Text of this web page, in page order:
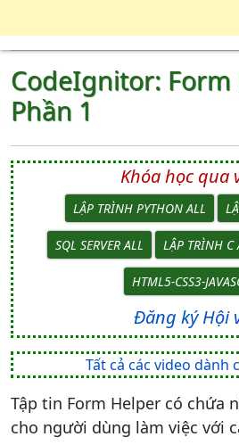
CodeIgnitor: Form
Phần 1
Khóa học qua
LẬP TRÌNH PYTHON ALL
SQL SERVER ALL LẬP TRÌNH C
HTML5-CSS3-
Đăng ký Hội
Tất cả các video dành
Tập tin Form Helper có chứa
cho người dùng làm việc với